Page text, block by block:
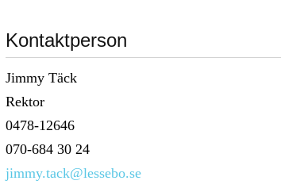
Kontaktperson
Jimmy Täck
Rektor
0478-12646
070-684 30 24
jimmy.tack@lessebo.se